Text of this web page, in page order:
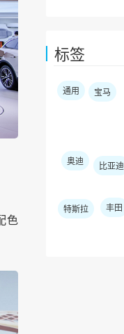
标签
通用 宝马
奥迪 比亚迪
特斯拉
丰田
色